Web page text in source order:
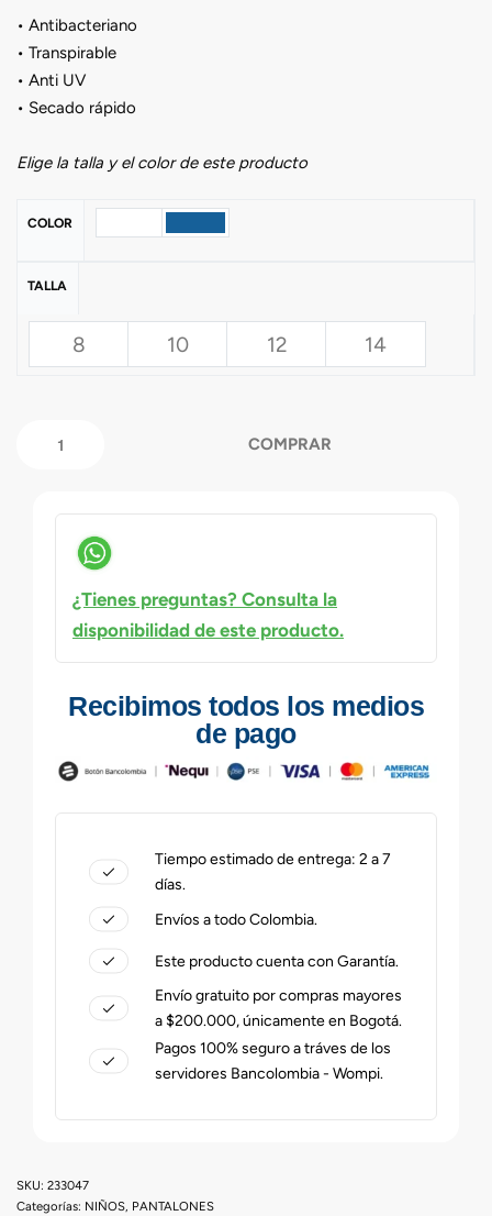
• Antibacteriano
• Transpirable
• Anti UV
• Secado rápido
Elige la talla y el color de este producto
COLOR
TALLA
8 10 12 14
COMPRAR
¿Tienes preguntas? Consulta la
disponibilidad de este producto.
Recibimos todos los medios
de pago
Tiempo estimado de entrega: 2 a 7
días.
Envíos a todo Colombia.
Este producto cuenta con Garantía.
Envío gratuito por compras mayores
a $200.000, únicamente en Bogotá.
Pagos 100% seguro a tráves de los
servidores Bancolombia - Wompi.
233047
Categorías: NIÑOS, PANTALONES